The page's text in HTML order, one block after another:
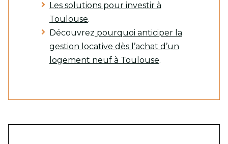
Les solutions pour investir à
Toulouse.
Découvrez pourquoi anticiper la
gestion locative dès l’achat d’un
logement neuf à Toulouse.